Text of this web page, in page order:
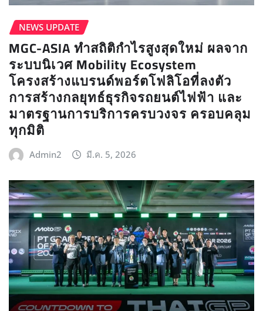
NEWS UPDATE​
MGC-ASIA ทำสถิติกำไรสูงสุดใหม่ ผลจาก
ระบบนิเวศ Mobility Ecosystem
โครงสร้างแบรนด์พอร์ตโฟลิโอที่ลงตัว
การสร้างกลยุทธ์ธุรกิจรถยนต์ไฟฟ้า และ
มาตรฐานการบริการครบวงจร ครอบคลุม
ทุกมิติ
Admin2 มี.ค. 5, 2026